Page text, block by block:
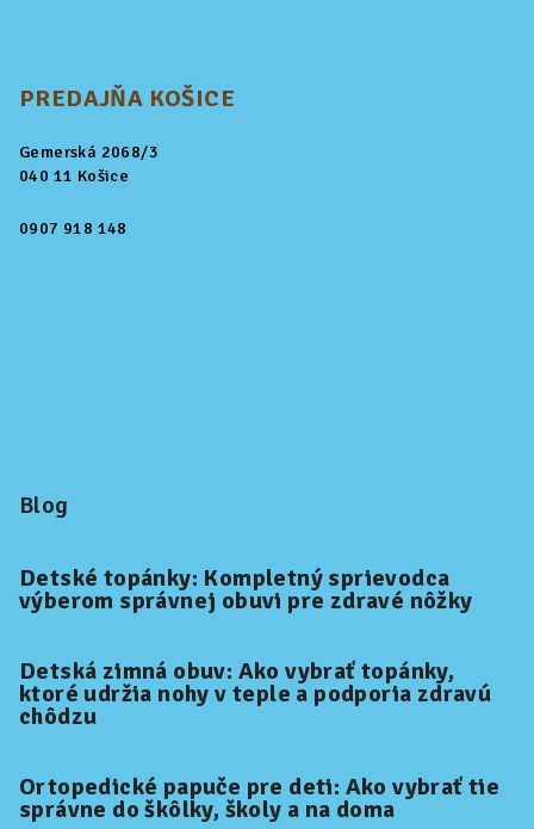
PREDAJŇA KOŠICE
Gemerská 2068/3
040 11 Košice
0907 918 148
Blog
Detské topánky: Kompletný sprievodca
výberom správnej obuvi pre zdravé nôžky
Detská zimná obuv: Ako vybrať topánky,
ktoré udržia nohy v teple a podporia zdravú
chôdzu
Ortopedické papuče pre deti: Ako vybrať tie
správne do škôlky, školy a na doma